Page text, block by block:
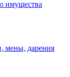
имущества
мены, дарения